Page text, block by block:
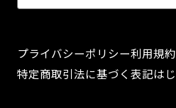
プライバシーポリシー利用規約
特定商取引法に基づく表記は